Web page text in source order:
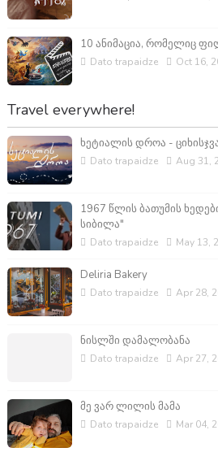
10 ანიმაცია, რომელიც
Dato trapaidze Oct 16,
Travel everywhere!
ხეტიალის დროა -
Dato trapaidze Aug 31,
1967 წლის ბათუმის
სიბილა"
Dato trapaidze May 13,
Deliria Bakery
Dato trapaidze Apr 28,
ნისლში დამალობანა
Dato trapaidze Apr 27,
მე ვარ ლილის მამა
Dato trapaidze Mar 04,